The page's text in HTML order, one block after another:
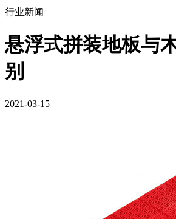
行业新闻
悬浮式拼装地板与
别
2021-03-15